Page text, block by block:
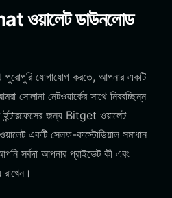
ডাউনলোড
যোগাযোগ করতে, আপনার একটি
সোলানা নেটওয়ার্কের সাথে নিরবচ্ছিন্ন
ইন্টারফেসের জন্য Bitget ওয়ালেট
একটি সেলফ-কাস্টোডিয়াল সমাধান
সর্বদা আপনার প্রাইভেট কী এবং